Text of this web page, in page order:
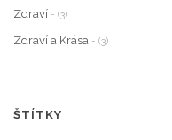
Zdraví - (3)
Zdraví a Krása - (3)
ŠTÍTKY